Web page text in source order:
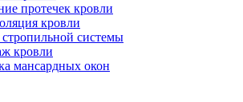
протечек кровли
кровли
системы
кровли
мансардных окон